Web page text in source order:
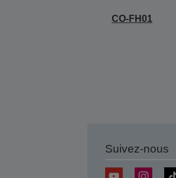
CO-FH01
Suivez-nous